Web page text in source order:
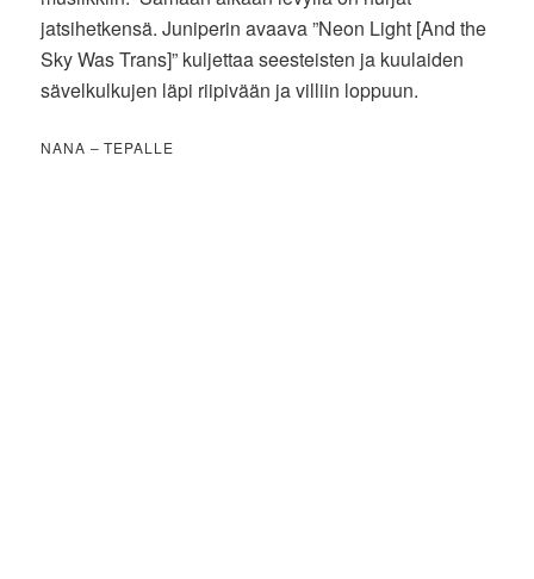
jatsihetkensä. Juniperin avaava ”Neon Light [And the
Sky Was Trans]” kuljettaa seesteisten ja kuulaiden
sävelkulkujen läpi riipivään ja villiin loppuun.
NANA – TEPALLE